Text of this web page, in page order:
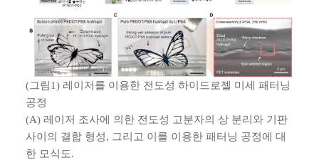
(그림1) 레이저를 이용한 전도성 하이드로젤 미세 패터닝
공정
(A) 레이저 조사에 의한 전도성 고분자의 상 분리와 기판
사이의 결합 형성, 그리고 이를 이용한 패터닝 공정에 대
한 모식도.